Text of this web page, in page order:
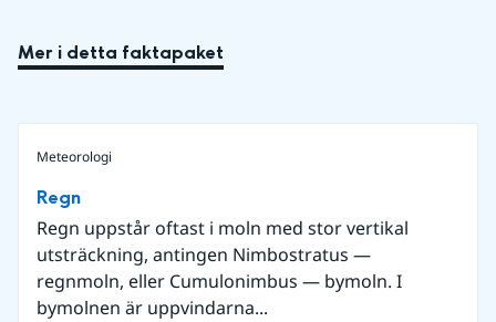
Mer i detta faktapaket
Meteorologi
Regn
Regn uppstår oftast i moln med stor vertikal
utsträckning, antingen Nimbostratus —
regnmoln, eller Cumulonimbus — bymoln. I
bymolnen är uppvindarna...